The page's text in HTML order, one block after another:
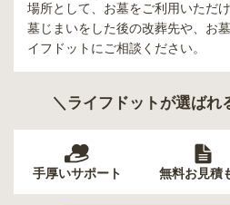
場所として、お墓をご利用いただけ
墓じまいをした後の改葬先や、お
イフドットにご相談ください。
＼ライフドットが選ばれ
手厚いサポート 無料お見積